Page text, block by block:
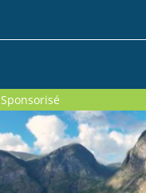
Sponsorisé